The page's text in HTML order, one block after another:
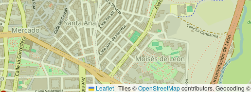
Leaflet |Tiles ©OpenStreetMapcontributors. Geocoding ©